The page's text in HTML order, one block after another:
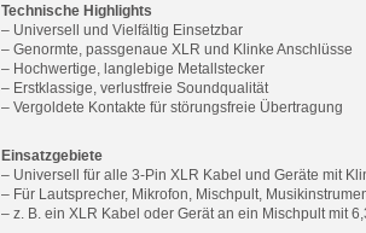
Technische Highlights
– Universell und Vielfältig Einsetzbar
– Genormte, passgenaue XLR und Klinke Anschlüsse
– Hochwertige, langlebige Metallstecker
– Erstklassige, verlustfreie Soundqualität
– Vergoldete Kontakte für störungsfreie Übertragung
Einsatzgebiete
– Universell für alle 3-Pin XLR Kabel und Geräte mit
– Für Lautsprecher, Mikrofon, Mischpult,
– z. B. ein XLR Kabel oder Gerät an ein Mischpult mit